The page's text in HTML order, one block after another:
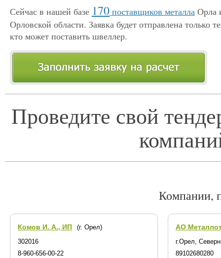
Сейчас в нашей базе 170 поставщиков металла Орла
Орловской области. Заявка будет отправлена только
кто может поставить швеллер.
Проведите свой
Компании,
Комов И. А., ИП
(г. Орел)
302016
8-960-656-00-22
АО
г.Орел,
89102680280